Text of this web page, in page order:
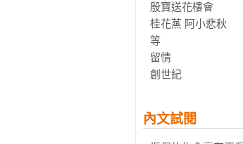
殷寶送花樓會
桂花蒸 阿小悲秋
等
留情
創世紀
內文試閱